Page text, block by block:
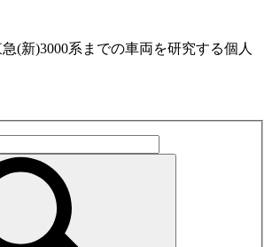
(新)3000系までの車両を研究する個人